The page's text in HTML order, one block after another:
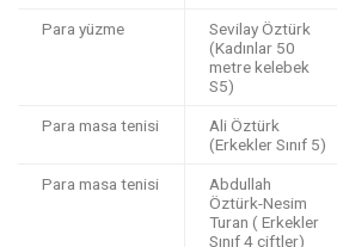
Para yüzme
Sevilay Öztürk
(Kadınlar 50
metre kelebek
S5)
Para masa tenisi
Ali Öztürk
(Erkekler Sınıf 5)
Para masa tenisi
Abdullah
Öztürk-Nesim
Turan ( Erkekler
Sınıf 4 çiftler)